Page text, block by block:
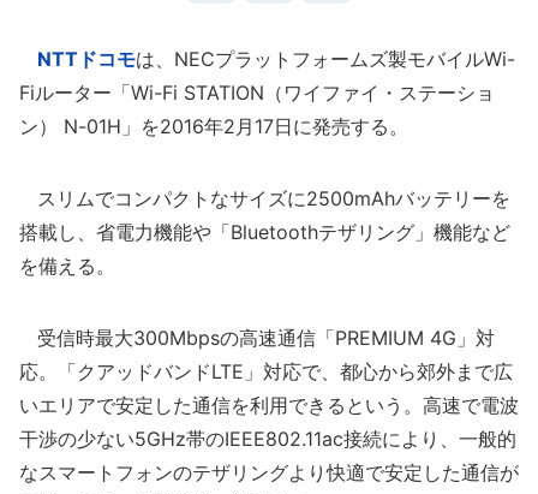
NTTドコモは、NECプラットフォームズ製モバイルWi-
Fiルーター「Wi-Fi STATION（ワイファイ・ステーショ
ン） N-01H」を2016年2月17日に発売する。
スリムでコンパクトなサイズに2500mAhバッテリーを
搭載し、省電力機能や「Bluetoothテザリング」機能など
を備える。
受信時最大300Mbpsの高速通信「PREMIUM 4G」対
応。「クアッドバンドLTE」対応で、都心から郊外まで広
いエリアで安定した通信を利用できるという。高速で電波
干渉の少ない5GHz帯のIEEE802.11ac接続により、一般的
なスマートフォンのテザリングより快適で安定した通信が